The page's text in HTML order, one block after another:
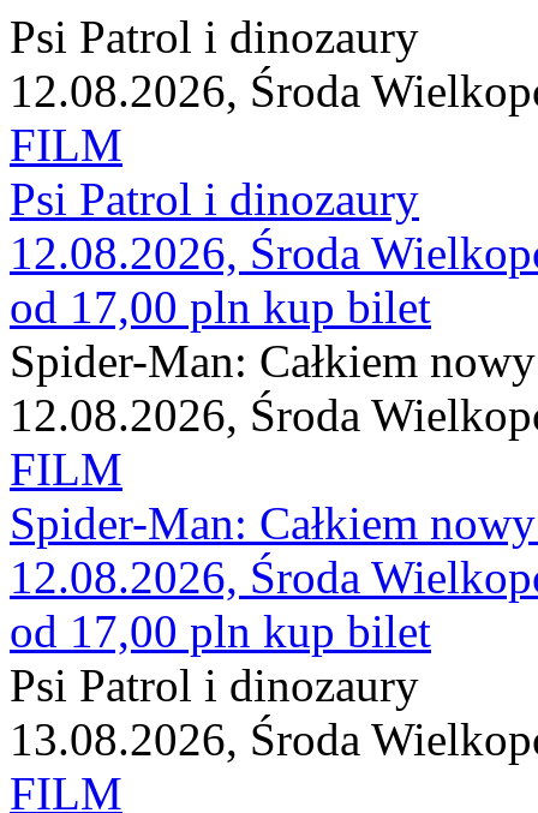
Psi Patrol i dinozaury
12.08.2026, Środa
FILM
Psi Patrol i dinozaury
12.08.2026, Środa
od 17,00 pln kup bilet
Spider-Man: Całkiem
12.08.2026, Środa
FILM
Spider-Man: Całkiem
12.08.2026, Środa
od 17,00 pln kup bilet
Psi Patrol i dinozaury
13.08.2026, Środa
FILM